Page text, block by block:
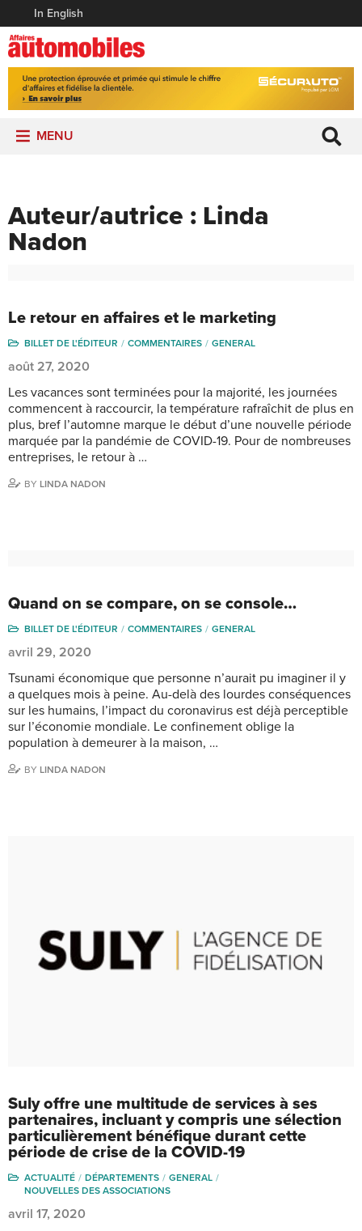
In English
MENU
Auteur/autrice : Linda
Nadon
Le retour en affaires et le marketing
BILLET DE L'ÉDITEUR COMMENTAIRES GENERAL
août 27, 2020
Les vacances sont terminées pour la majorité, les journées
commencent à raccourcir, la température rafraîchit de plus en
plus, bref l’automne marque le début d’une nouvelle période
marquée par la pandémie de COVID-19. Pour de nombreuses
entreprises, le retour à …
BY LINDA NADON
Quand on se compare, on se console…
BILLET DE L'ÉDITEUR COMMENTAIRES GENERAL
avril 29, 2020
Tsunami économique que personne n’aurait pu imaginer il y
a quelques mois à peine. Au-delà des lourdes conséquences
sur les humains, l’impact du coronavirus est déjà perceptible
sur l’économie mondiale. Le confinement oblige la
population à demeurer à la maison, …
BY LINDA NADON
Suly offre une multitude de services à ses
partenaires, incluant y compris une sélection
particulièrement bénéfique durant cette
période de crise de la COVID-19
ACTUALITÉ DÉPARTEMENTS
GENERAL
NOUVELLES DES ASSOCIATIONS
avril 17, 2020